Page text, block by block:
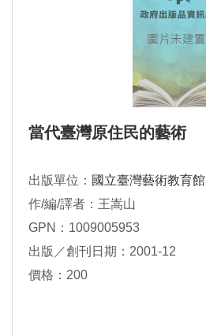
當代臺灣原住民的藝術
出版單位： 國立臺灣藝術教育館
作/編/譯者：王嵩山
GPN：1009005953
出版／創刊日期：2001-12
價格：200